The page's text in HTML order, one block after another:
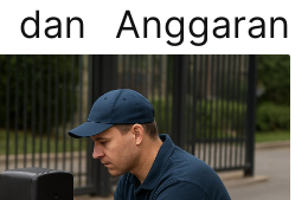
dan Anggaran